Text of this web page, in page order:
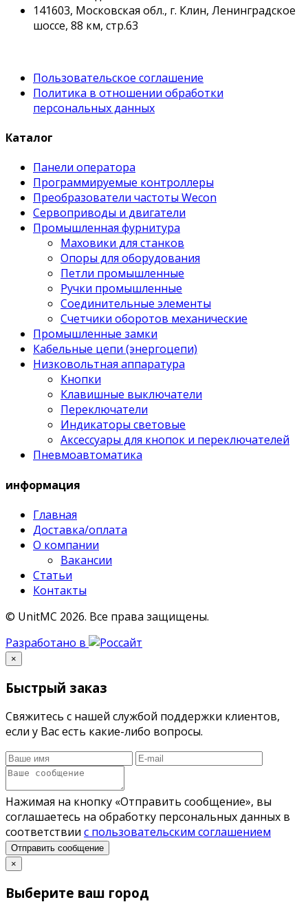
141603, Московская обл., г. Клин, Ленинградское
шоссе, 88 км, стр.63
Пользовательское соглашение
Политика в отношении обработки
персональных данных
Каталог
Панели оператора
Программируемые контроллеры
Преобразователи частоты Wecon
Сервоприводы и двигатели
Промышленная фурнитура
Маховики для станков
Опоры для оборудования
Петли промышленные
Ручки промышленные
Соединительные элементы
Счетчики оборотов механические
Промышленные замки
Кабельные цепи (энергоцепи)
Низковольтная аппаратура
Кнопки
Клавишные выключатели
Переключатели
Индикаторы световые
Аксессуары для кнопок и переключателей
Пневмоавтоматика
информация
Главная
Доставка/оплата
О компании
Вакансии
Статьи
Контакты
© UnitMC 2026. Все права защищены.
Разработано в
×
Быстрый заказ
Свяжитесь с нашей службой поддержки клиентов,
если у Вас есть какие-либо вопросы.
Нажимая на кнопку «Отправить сообщение», вы
соглашаетесь на обработку персональных данных в
соответствии с пользовательским соглашением
Отправить сообщение
×
Выберите ваш город